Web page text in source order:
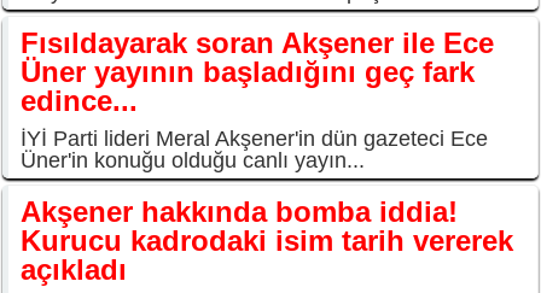
Fısıldayarak soran Akşener ile Ece
Üner yayının başladığını geç fark
edince...
İYİ Parti lideri Meral Akşener'in dün gazeteci Ece
Üner'in konuğu olduğu canlı yayın...
Akşener hakkında bomba iddia!
Kurucu kadrodaki isim tarih vererek
açıkladı